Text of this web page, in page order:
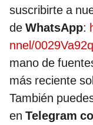
suscribirte a
de WhatsApp:
nnel/
mano de
más reciente
También
en Telegram